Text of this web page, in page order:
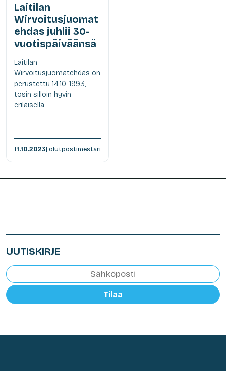
Laitilan
Wirvoitusjuomat
ehdas juhlii 30-
vuotispäiväänsä
Laitilan
Wirvoitusjuomatehdas on
perustettu 14.10. 1993,
tosin silloin hyvin
erilaisella...
11.10.2023| olutpostimestari
UUTISKIRJE
Tilaa